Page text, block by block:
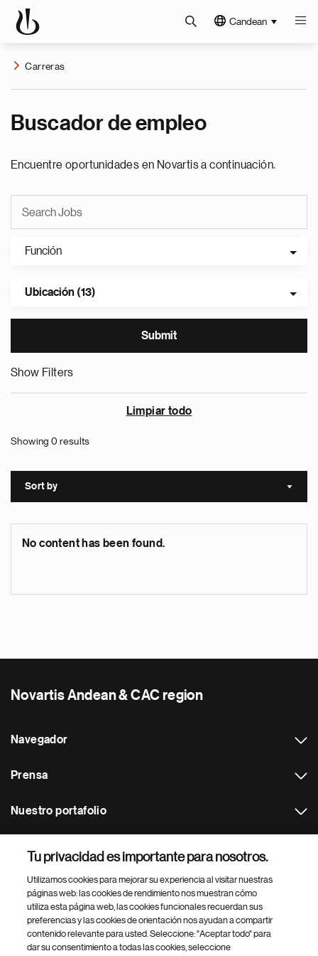
Candean
Carreras
Buscador de empleo
Encuentre oportunidades en Novartis a continuación.
Función
Ubicación (13)
Show Filters
Limpiar todo
Showing 0 results
Sort by Sort
No content has been found.
Novartis Andean & CAC region
Navegador
Prensa
Nuestro portafolio
Footer Site Search
Tu privacidad es importante para nosotros.
Utilizamos cookies para mejorar su experiencia al visitar nuestras
páginas web: las cookies de rendimiento nos muestran cómo
utiliza esta página web, las cookies funcionales recuerdan sus
preferencias y las cookies de orientación nos ayudan a compartir
contenido relevante para usted. Seleccione: "Aceptar todo" para
dar su consentimiento a todas las cookies, seleccione